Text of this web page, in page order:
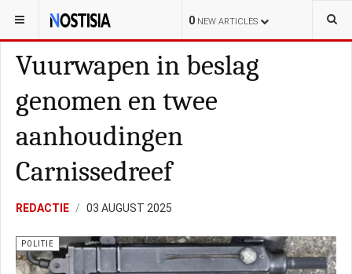
0 NEW ARTICLES
YOU ARE HERE: NEDERLAND POLITIE
Vuurwapen in beslag
genomen en twee
aanhoudingen
Carnissedreef
REDACTIE 03 AUGUST 2025
POLITIE